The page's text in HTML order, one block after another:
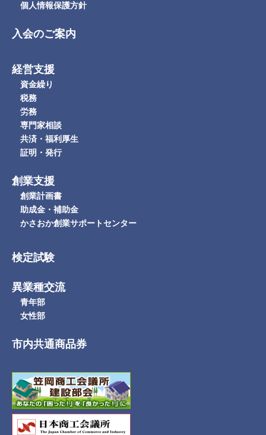
個人情報保護方針
入会のご案内
経営支援
資金繰り
税務
労務
専門家相談
共済・福利厚生
証明・発行
創業支援
創業計画書
助成金・補助金
かさおか創業サポートセンター
検定試験
異業種交流
青年部
女性部
市内共通商品券